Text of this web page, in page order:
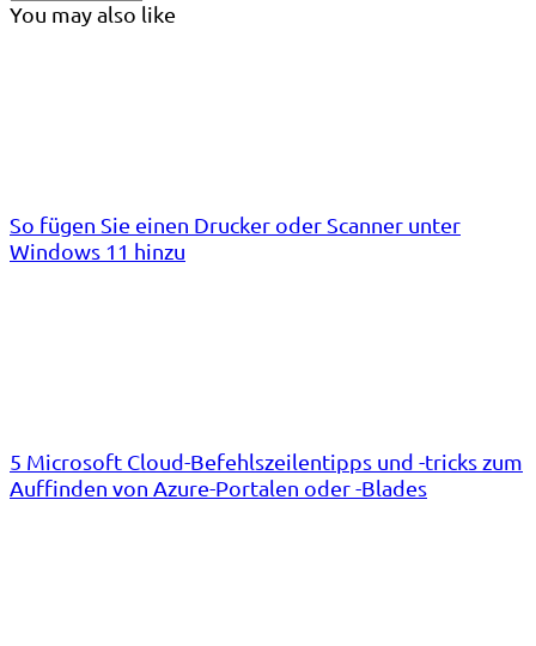
You may also like
So fügen Sie einen Drucker oder Scanner unter
Windows 11 hinzu
5 Microsoft Cloud-Befehlszeilentipps und -tricks zum
Auffinden von Azure-Portalen oder -Blades